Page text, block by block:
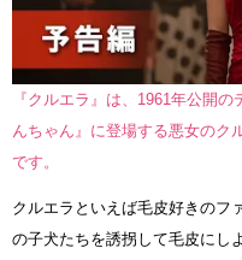
『クルエラ』は、1961年公開
んちゃん』に登場する悪女のク
です。
クルエラといえば毛皮好きのフ
の子犬たちを誘拐して毛皮にし